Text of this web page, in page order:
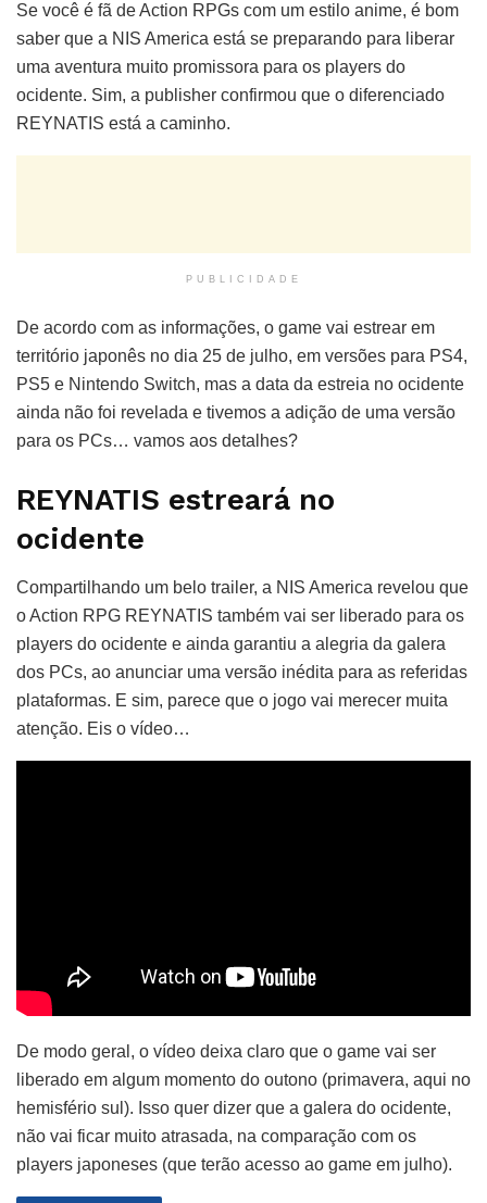
Se você é fã de Action RPGs com um estilo anime, é bom
saber que a NIS America está se preparando para liberar
uma aventura muito promissora para os players do
ocidente. Sim, a publisher confirmou que o diferenciado
REYNATIS está a caminho.
PUBLICIDADE
De acordo com as informações, o game vai estrear em
território japonês no dia 25 de julho, em versões para PS4,
PS5 e Nintendo Switch, mas a data da estreia no ocidente
ainda não foi revelada e tivemos a adição de uma versão
para os PCs… vamos aos detalhes?
REYNATIS estreará no
ocidente
Compartilhando um belo trailer, a NIS America revelou que
o Action RPG REYNATIS também vai ser liberado para os
players do ocidente e ainda garantiu a alegria da galera
dos PCs, ao anunciar uma versão inédita para as referidas
plataformas. E sim, parece que o jogo vai merecer muita
atenção. Eis o vídeo…
De modo geral, o vídeo deixa claro que o game vai ser
liberado em algum momento do outono (primavera, aqui no
hemisfério sul). Isso quer dizer que a galera do ocidente,
não vai ficar muito atrasada, na comparação com os
players japoneses (que terão acesso ao game em julho).